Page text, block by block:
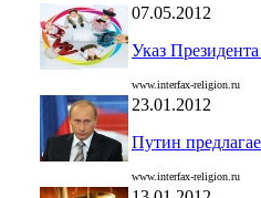
07.05.2012
Указ
www.interfax-religion.ru
23.01.2012
Путин
www.interfax-religion.ru